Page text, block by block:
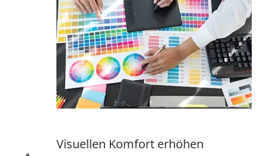
Visuellen Komfort erhöhen